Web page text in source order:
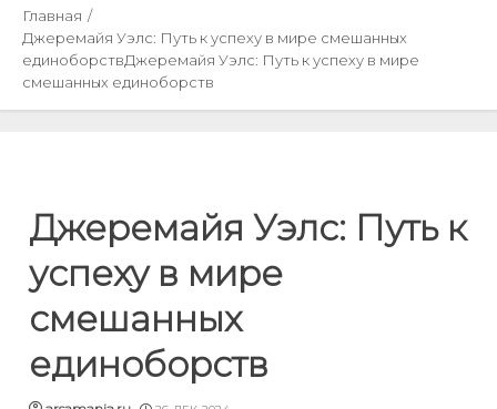
Главная
Джеремайя Уэлс: Путь к успеху в мире смешанных
единоборствДжеремайя Уэлс: Путь к успеху в мире
смешанных единоборств
Джеремайя Уэлс: Путь к
успеху в мире
смешанных
единоборств